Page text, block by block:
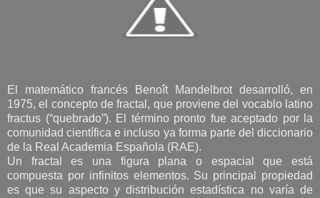
El matemático francés Benoît Mandelbrot desarrolló, en
1975, el concepto de fractal, que proviene del vocablo latino
fractus (“quebrado”). El término pronto fue aceptado por la
comunidad científica e incluso ya forma parte del diccionario
de la Real Academia Española (RAE).
Un fractal es una figura plana o espacial que está
compuesta por infinitos elementos. Su principal propiedad
es que su aspecto y distribución estadística no varía de